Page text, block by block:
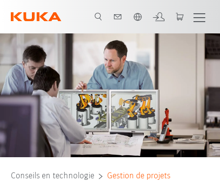
Conseils en technologie Gestion de projets